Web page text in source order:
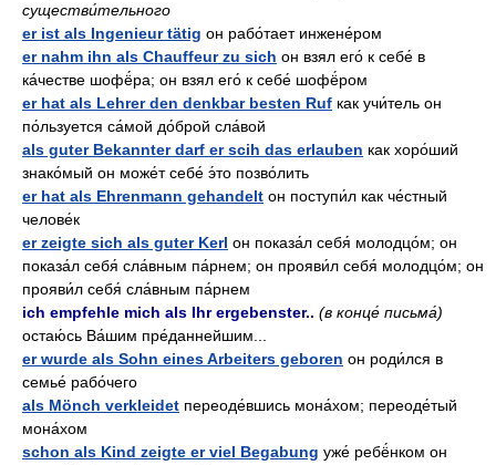
существи́тельного
er ist als Ingenieur tätig он рабо́тает инжене́ром
er nahm ihn als Chauffeur zu sich он взял его́ к себе́ в
ка́честве шофё́ра; он взял его́ к себе́ шофё́ром
er hat als Lehrer den denkbar besten Ruf как учи́тель он
по́льзуется са́мой до́брой сла́вой
als guter Bekannter darf er scih das erlauben как хоро́ший
знако́мый он може́т себе́ э́то позво́лить
er hat als Ehrenmann gehandelt он поступи́л как че́стный
челове́к
er zeigte sich als guter Kerl он показа́л себя́ молодцо́м; он
показа́л себя́ сла́вным па́рнем; он прояви́л себя́ молодцо́м; он
прояви́л себя́ сла́вным па́рнем
ich empfehle mich als Ihr ergebenster.. (в конце́ письма́)
остаю́сь Ва́шим пре́даннейшим...
er wurde als Sohn eines Arbeiters geboren он роди́лся в
семье́ рабо́чего
als Mönch verkleidet переоде́вшись мона́хом; переоде́тый
мона́хом
schon als Kind zeigte er viel Begabung уже́ ребё́нком он